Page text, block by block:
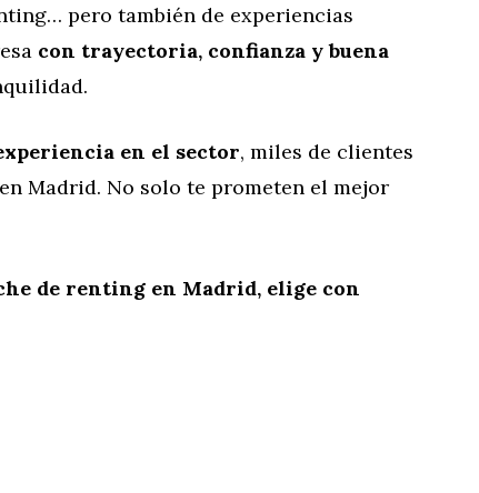
pero también de experiencias
con trayectoria, confianza y buena
en el sector, miles de clientes
Madrid. No solo te prometen el mejor
de renting en Madrid, elige con